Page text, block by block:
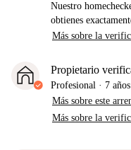
Nuestro
obtienes
Más sobre la
Propietario
Profesional · 7 años
Más sobre este
Más sobre la